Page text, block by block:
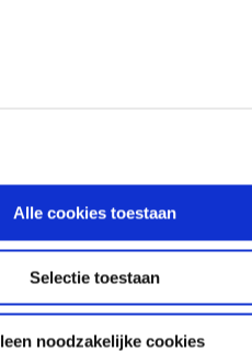
Alle cookies toestaan
Selectie toestaan
noodzakelijke cookies
voor werkplaatsen
gedoe. Je stelt snel in, start
Ideaal voor enkelstuks en kleine